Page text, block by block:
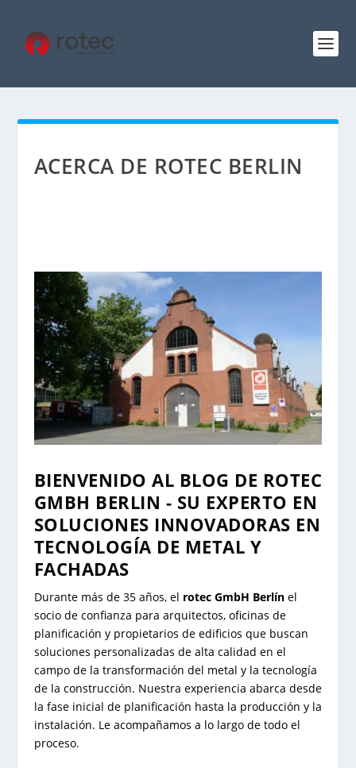
ACERCA DE ROTEC BERLIN
BIENVENIDO AL BLOG DE ROTEC
GMBH BERLIN - SU EXPERTO EN
SOLUCIONES INNOVADORAS EN
TECNOLOGÍA DE METAL Y
FACHADAS
Durante más de 35 años, el rotec GmbH Berlínel
socio de confianza para arquitectos, oficinas de
planificación y propietarios de edificios que buscan
soluciones personalizadas de alta calidad en el
campo de la transformación del metal y la tecnología
de la construcción. Nuestra experiencia abarca desde
la fase inicial de planificación hasta la producción y la
instalación. Le acompañamos a lo largo de todo el
proceso.